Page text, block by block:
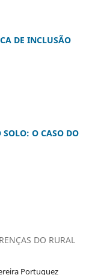
DE INCLUSÃO
SOLO: O CASO DO
DO RURAL
Portuguez